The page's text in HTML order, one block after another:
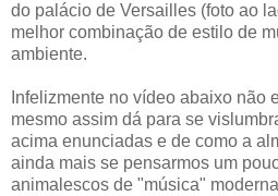
do palácio de Versailles (foto ao
melhor combinação de estilo de
ambiente.
Infelizmente no vídeo abaixo não
mesmo assim dá para se
acima enunciadas e de como a
ainda mais se pensarmos um
animalescos de "música"